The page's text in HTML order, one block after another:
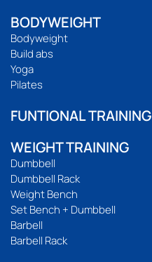
BODYWEIGHT
Bodyweight
Build abs
Yoga
Pilates
FUNTIONAL TRAINING
WEIGHT TRAINING
Dumbbell
Dumbbell Rack
Weight Bench
Set Bench + Dumbbell
Barbell
Barbell Rack